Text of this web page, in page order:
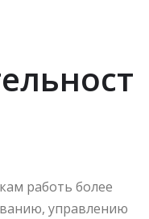
работь более
управлению